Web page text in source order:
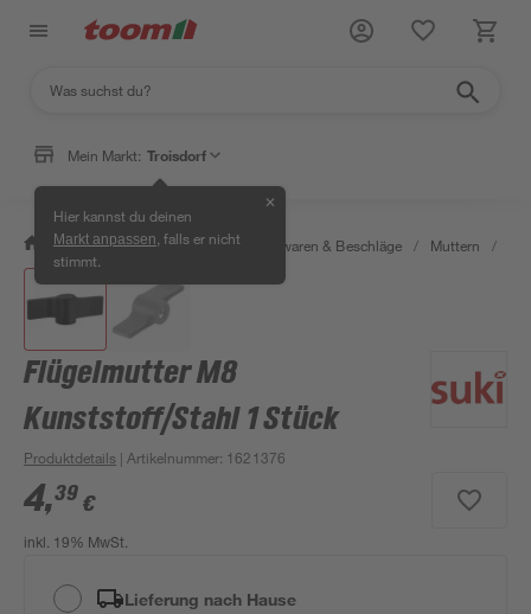
Mein Markt: Troisdorf
Hier kannst du deinen
Markt anpassen , falls er nicht
stimmt.
✕
/ Werkstatt & Maschinen / Eisenwaren & Beschläge / Muttern /
Flügelmutter M8
Kunststoff/Stahl 1 Stück
Produktdetails | Artikelnummer: 1621376
4,39 €
inkl. 19% MwSt.
Lieferung nach Hause